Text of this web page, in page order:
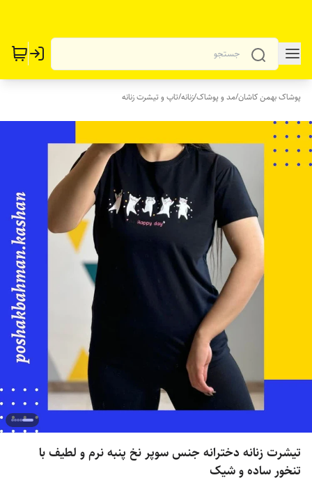
پوشاک بهمن کاشان/مد و پوشاک/زنانه/تاپ و تیشرت زنانه
تیشرت زنانه دخترانه جنس سوپر نخ پنبه نرم و لطیف با
تنخور ساده و شیک